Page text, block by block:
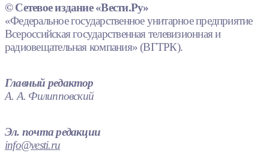
© Сетевое издание «Вести.Ру»
«Федеральное государственное унитарное предприятие
Всероссийская государственная телевизионная и
радиовещательная компания» (ВГТРК).
Главный редактор
А. А. Филипповский
Эл. почта редакции
info@vesti.ru